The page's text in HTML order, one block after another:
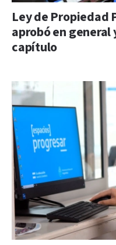
Ley de Propiedad
aprobó en general
capítulo